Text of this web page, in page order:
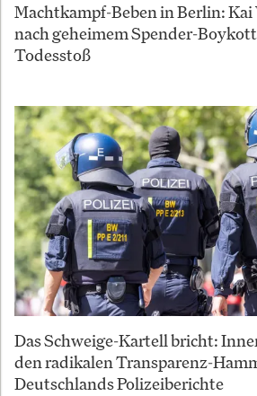
Machtkampf-Beben in Berlin: Kai
nach geheimem Spender-
Todesstoß
Das Schweige-Kartell bricht:
den radikalen Transparenz-
Deutschlands Polizeiberichte